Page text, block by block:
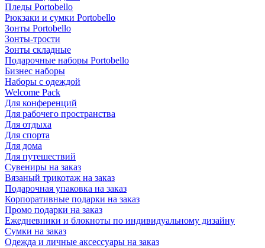
Пледы Portobello
Рюкзаки и сумки Portobello
Зонты Portobello
Зонты-трости
Зонты складные
Подарочные наборы Portobello
Бизнес наборы
Наборы с одеждой
Welcome Pack
Для конференций
Для рабочего пространства
Для отдыха
Для спорта
Для дома
Для путешествий
Сувениры на заказ
Вязаный трикотаж на заказ
Подарочная упаковка на заказ
Корпоративные подарки на заказ
Промо подарки на заказ
Ежедневники и блокноты по индивидуальному дизайну
Сумки на заказ
Одежда и личные аксессуары на заказ